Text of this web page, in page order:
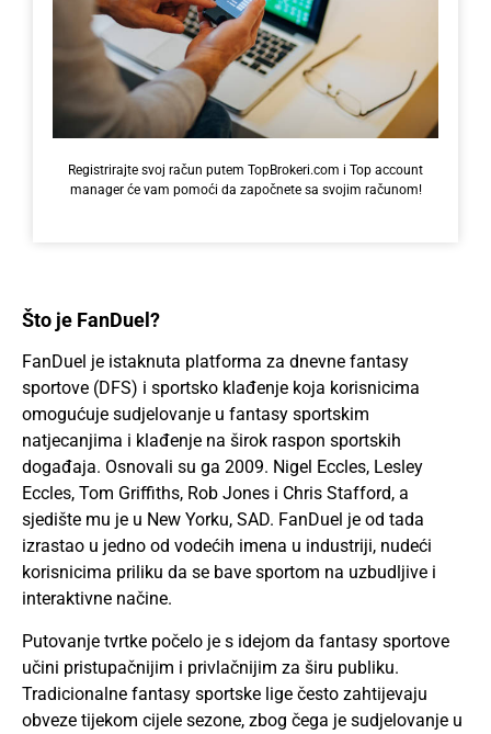
Registrirajte svoj račun putem TopBrokeri.com i Top account
manager će vam pomoći da započnete sa svojim računom!
Što je FanDuel?
FanDuel je istaknuta platforma za dnevne fantasy
sportove (DFS) i sportsko klađenje koja korisnicima
omogućuje sudjelovanje u fantasy sportskim
natjecanjima i klađenje na širok raspon sportskih
događaja. Osnovali su ga 2009. Nigel Eccles, Lesley
Eccles, Tom Griffiths, Rob Jones i Chris Stafford, a
sjedište mu je u New Yorku, SAD. FanDuel je od tada
izrastao u jedno od vodećih imena u industriji, nudeći
korisnicima priliku da se bave sportom na uzbudljive i
interaktivne načine.
Putovanje tvrtke počelo je s idejom da fantasy sportove
učini pristupačnijim i privlačnijim za širu publiku.
Tradicionalne fantasy sportske lige često zahtijevaju
obveze tijekom cijele sezone, zbog čega je sudjelovanje u